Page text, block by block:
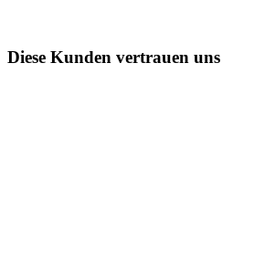
Diese Kunden vertrauen uns